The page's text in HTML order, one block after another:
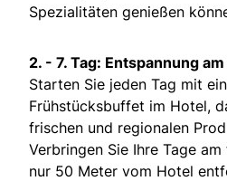
Spezialitäten genießen
2. - 7. Tag: Entspannung
Starten Sie jeden Tag mit
Frühstücksbuffet im Hotel,
frischen und regionalen
Verbringen Sie Ihre Tage
nur 50 Meter vom Hotel